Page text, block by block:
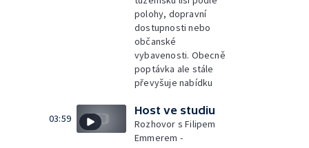
polohy, dopravní
dostupnosti nebo
občanské
vybavenosti. Obecně
poptávka ale stále
převyšuje nabídku
03:59
Host ve studiu
Rozhovor s Filipem
Emmerem -